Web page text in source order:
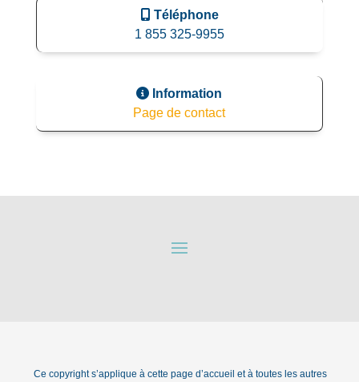
Téléphone
1 855 325-9955
Information
Page de contact
Ce copyright s’applique à cette page d’accueil et à toutes les autres